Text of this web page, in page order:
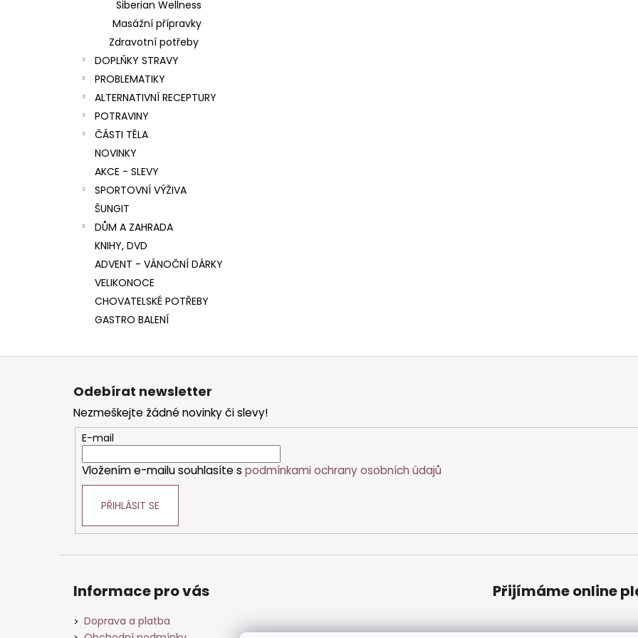
Siberian Wellness
Masážní přípravky
Zdravotní potřeby
DOPLŇKY STRAVY
PROBLEMATIKY
ALTERNATIVNÍ RECEPTURY
POTRAVINY
ČÁSTI TĚLA
NOVINKY
AKCE - SLEVY
SPORTOVNÍ VÝŽIVA
ŠUNGIT
DŮM A ZAHRADA
KNIHY, DVD
ADVENT - VÁNOČNÍ DÁRKY
VELIKONOCE
CHOVATELSKÉ POTŘEBY
GASTRO BALENÍ
Z
Odebírat newsletter
Nezmeškejte žádné novinky či slevy!
E-mail
Vložením e-mailu souhlasíte s podmínkami ochrany osobních údajů
PŘIHLÁSIT SE
Informace pro vás
Doprava a platba
Přijímáme online